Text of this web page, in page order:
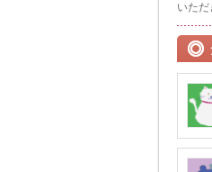
いただ